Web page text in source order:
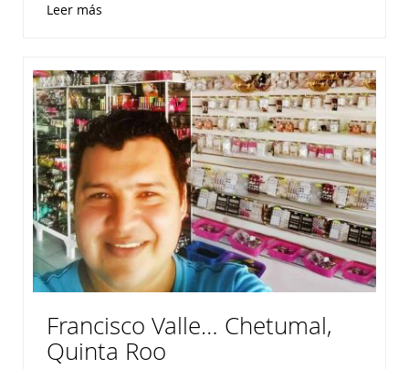
Leer más
Francisco Valle… Chetumal,
Quinta Roo